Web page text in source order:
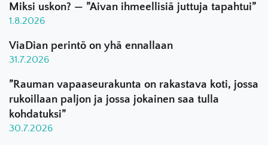
Miksi uskon? — ”Aivan ihmeellisiä juttuja tapahtui”
1.8.2026
ViaDian perintö on yhä ennallaan
31.7.2026
”Rauman vapaaseurakunta on rakastava koti, jossa
rukoillaan paljon ja jossa jokainen saa tulla
kohdatuksi”
30.7.2026